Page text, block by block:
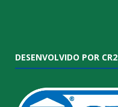
DESENVOLVIDO POR CR2